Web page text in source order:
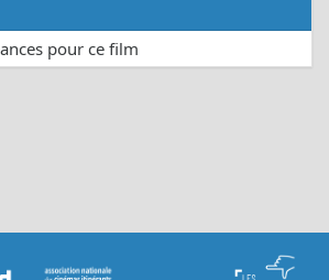
pour ce film